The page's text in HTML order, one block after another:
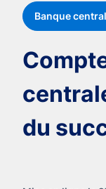
Banque
du